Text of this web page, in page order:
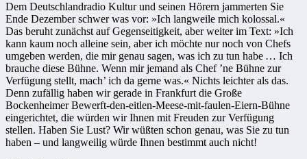
Dem Deutschlandradio Kultur und seinen Hörern jammerten Sie
Ende Dezember schwer was vor: »Ich langweile mich kolossal.«
Das beruht zunächst auf Gegenseitigkeit, aber weiter im Text: »Ich
kann kaum noch alleine sein, aber ich möchte nur noch von Chefs
umgeben werden, die mir genau sagen, was ich zu tun ­habe … Ich
brauche diese Bühne. Wenn mir jemand als Chef ’ne Bühne zur
Verfügung stellt, mach’ ich da gerne was.« Nichts leichter als das.
Denn zufällig haben wir gerade in Frankfurt die Große
Bockenheimer Bewerft-den-eitlen-Meese-mit-faulen-Eiern-Bühne
eingerichtet, die würden wir Ihnen mit Freuden zur Verfügung
stellen. Haben Sie Lust? Wir wüßten schon genau, was Sie zu tun
haben – und langweilig würde Ihnen bestimmt auch nicht!